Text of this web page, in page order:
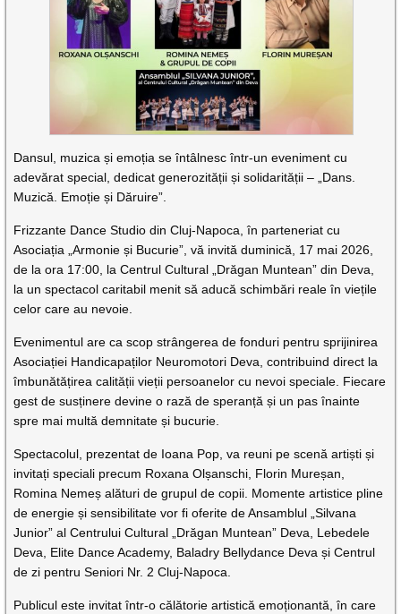
Dansul, muzica și emoția se întâlnesc într-un eveniment cu
adevărat special, dedicat generozității și solidarității – „Dans.
Muzică. Emoție și Dăruire”.
Frizzante Dance Studio din Cluj-Napoca, în parteneriat cu
Asociația „Armonie și Bucurie”, vă invită duminică, 17 mai 2026,
de la ora 17:00, la Centrul Cultural „Drăgan Muntean” din Deva,
la un spectacol caritabil menit să aducă schimbări reale în viețile
celor care au nevoie.
Evenimentul are ca scop strângerea de fonduri pentru sprijinirea
Asociației Handicapaților Neuromotori Deva, contribuind direct la
îmbunătățirea calității vieții persoanelor cu nevoi speciale. Fiecare
gest de susținere devine o rază de speranță și un pas înainte
spre mai multă demnitate și bucurie.
Spectacolul, prezentat de Ioana Pop, va reuni pe scenă artiști și
invitați speciali precum Roxana Olșanschi, Florin Mureșan,
Romina Nemeș alături de grupul de copii. Momente artistice pline
de energie și sensibilitate vor fi oferite de Ansamblul „Silvana
Junior” al Centrului Cultural „Drăgan Muntean” Deva, Lebedele
Deva, Elite Dance Academy, Baladry Bellydance Deva și Centrul
de zi pentru Seniori Nr. 2 Cluj-Napoca.
Publicul este invitat într-o călătorie artistică emoționantă, în care